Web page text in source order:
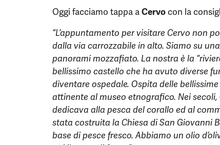
Oggi facciamo tappa aCervocon la
“L’appuntamento per visitare Cervo non
dalla via carrozzabile in alto. Siamo su
panorami mozzafiato. La nostra è la
bellissimo castello che ha avuto diverse
diventare ospedale. Ospita delle
attinente al museo etnografico. Nei
dedicava alla pesca del corallo ed al
stata costruita la Chiesa di San Giovanni
base di pesce fresco. Abbiamo un olio